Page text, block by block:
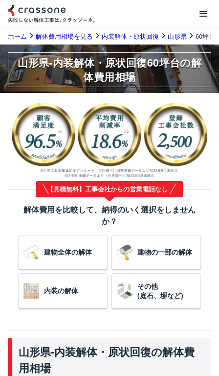
ホーム 解体費用相場を見る 内装解体・原状回復 山形県 60坪台
山形県-内装解体・原状回復60坪台の解
体費用相場
【見積無料】工事会社からの営業電話なし
解体費用を比較して、納得のいく選択をしません
か？
建物全体の解体 建物の一部の解体
内装の解体
その他
(庭石、塀など)
山形県-内装解体・原状回復の解体費
用相場